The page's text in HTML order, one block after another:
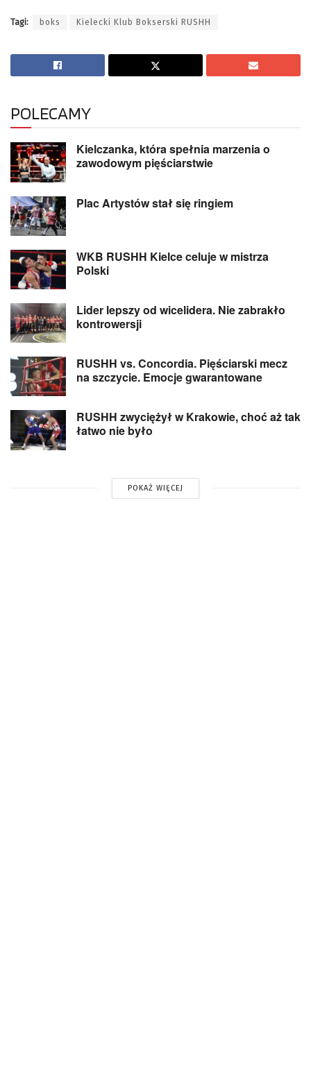
Tagi: boks Kielecki Klub Bokserski RUSHH
POLECAMY
Kielczanka, która spełnia marzenia o
zawodowym pięściarstwie
Plac Artystów stał się ringiem
WKB RUSHH Kielce celuje w mistrza
Polski
Lider lepszy od wicelidera. Nie zabrakło
kontrowersji
RUSHH vs. Concordia. Pięściarski mecz
na szczycie. Emocje gwarantowane
RUSHH zwyciężył w Krakowie, choć aż tak
łatwo nie było
POKAŻ WIĘCEJ